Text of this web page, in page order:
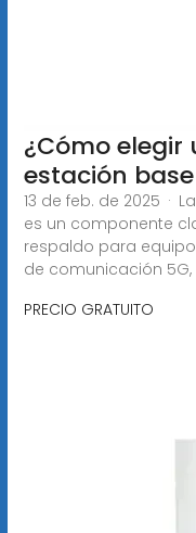
¿Cómo
estación base
13 de feb. de 2025 ·
es un componente
respaldo para
de comunicación 5G,
PRECIO GRATUITO